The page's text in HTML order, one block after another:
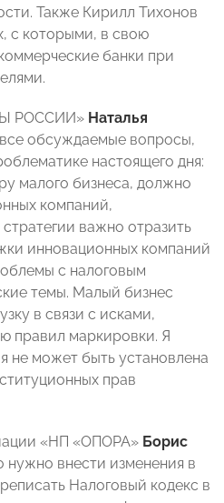
Также Кирилл Тихонов
с которыми, в свою
банки при
РОССИИ» Наталья
обсуждаемые вопросы,
настоящего дня:
малого бизнеса, должно
компаний,
важно отразить
инновационных компаний
с налоговым
темы. Малый бизнес
в связи с исками,
правил маркировки. Я
не может быть установлена
прав
«НП «ОПОРА» Борис
нужно внести изменения в
Налоговый кодекс в